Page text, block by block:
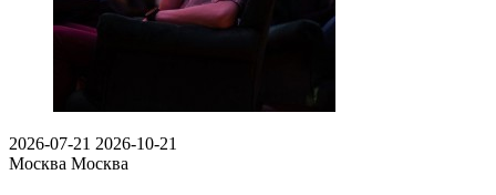
2026-07-21 2026-10-21
Москва Москва